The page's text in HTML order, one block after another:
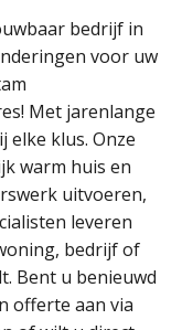
bedrijf in
voor uw
Met jarenlange
elke klus. Onze
warm huis en
uitvoeren,
leveren
bedrijf of
Bent u benieuwd
offerte aan via